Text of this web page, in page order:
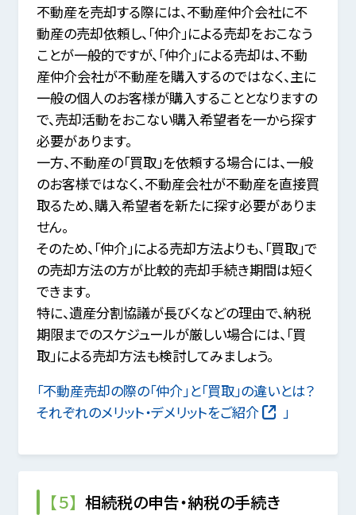
不動産を売却する際には、不動産仲介会社に不
動産の売却依頼し、「仲介」による売却をおこなう
ことが一般的ですが、 「仲介」による売却は、不動
産仲介会社が不動産を購入するのではなく、主に
一般の個人のお客様が購入することとなりますの
で、売却活動をおこない購入希望者を一から探す
必要があります。
一方、不動産の「買取」を依頼する場合には、一般
のお客様ではなく、不動産会社が不動産を直接買
取るため、購入希望者を新たに探す必要がありま
せん。
そのため、「仲介」による売却方法よりも、「買取」で
の売却方法の方が比較的売却手続き期間は短く
できます。
特に、遺産分割協議が長びくなどの理由で、納税
期限までのスケジュールが厳しい場合には、「買
取」による売却方法も検討してみましょう。
「不動産売却の際の「仲介」と「買取」の違いとは？
それぞれのメリット・デメリットをご紹介
」
【５】 相続税の申告・納税の手続き